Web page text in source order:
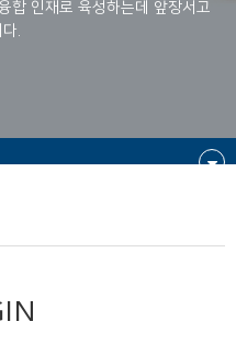
합 인재로 육성하는데 앞장서고
.